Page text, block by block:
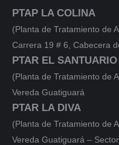
PTAP LA COLINA
(Planta de Tratamiento de
Carrera 19 # 6, Cabecera
PTAR EL SANTUARIO
(Planta de Tratamiento de
Vereda Guatiguará
PTAR LA DIVA
(Planta de Tratamiento de
Vereda Guatiguará –